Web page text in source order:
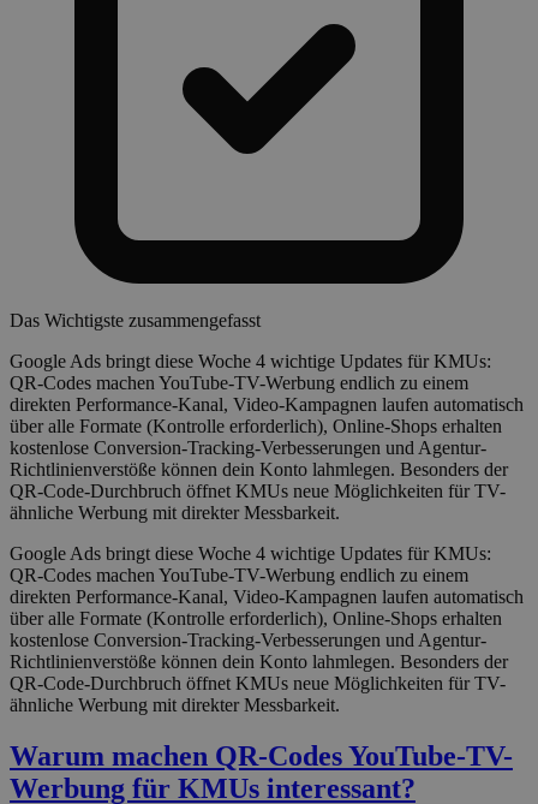
Das Wichtigste zusammengefasst
Google Ads bringt diese Woche 4 wichtige Updates für KMUs:
QR-Codes machen YouTube-TV-Werbung endlich zu einem
direkten Performance-Kanal, Video-Kampagnen laufen automatisch
über alle Formate (Kontrolle erforderlich), Online-Shops erhalten
kostenlose Conversion-Tracking-Verbesserungen und Agentur-
Richtlinienverstöße können dein Konto lahmlegen. Besonders der
QR-Code-Durchbruch öffnet KMUs neue Möglichkeiten für TV-
ähnliche Werbung mit direkter Messbarkeit.
Google Ads bringt diese Woche 4 wichtige Updates für KMUs:
QR-Codes machen YouTube-TV-Werbung endlich zu einem
direkten Performance-Kanal, Video-Kampagnen laufen automatisch
über alle Formate (Kontrolle erforderlich), Online-Shops erhalten
kostenlose Conversion-Tracking-Verbesserungen und Agentur-
Richtlinienverstöße können dein Konto lahmlegen. Besonders der
QR-Code-Durchbruch öffnet KMUs neue Möglichkeiten für TV-
ähnliche Werbung mit direkter Messbarkeit.
Warum machen QR-Codes YouTube-TV-
Werbung für KMUs interessant?